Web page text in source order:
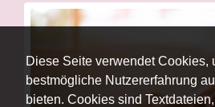
Diese Seite verwendet Cookies,
bestmögliche Nutzererfahrung
bieten. Cookies sind